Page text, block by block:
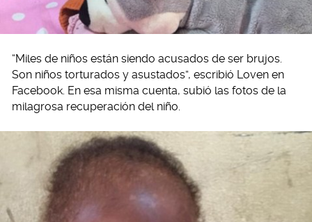
“Miles de niños están siendo acusados de ser brujos.
Son niños torturados y asustados”, escribió Loven en
Facebook. En esa misma cuenta, subió las fotos de la
milagrosa recuperación del niño.